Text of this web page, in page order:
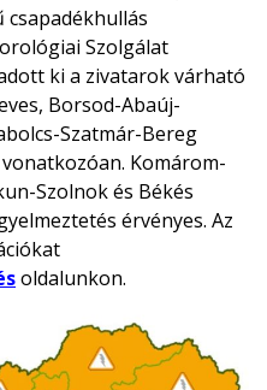
csapadékhullás
Szolgálat
ki a zivatarok várható
Borsod-Abaúj-
Szatmár-Bereg
Komárom-
Szolnok és Békés
érvényes. Az
oldalunkon.